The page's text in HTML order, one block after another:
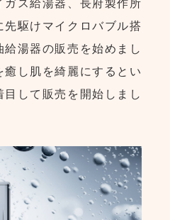
駆けマイクロバブル搭
湯器の販売を始めまし
し肌を綺麗にするとい
して販売を開始しまし